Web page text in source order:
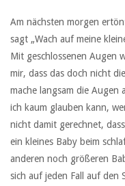
Am nächsten morgen
sagt „Wach auf meine
Mit geschlossenen Augen
mir, dass das doch nicht
mache langsam die Augen
ich kaum glauben kann,
nicht damit gerechnet,
ein kleines Baby beim
anderen noch größeren
sich auf jeden Fall auf